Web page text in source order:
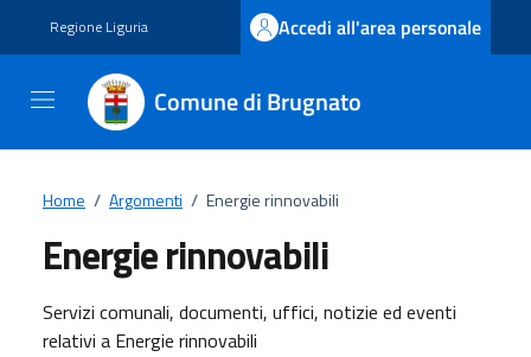
Regione Liguria Accedi all'area personale
Comune di Brugnato
Home / Argomenti / Energie rinnovabili
Energie rinnovabili
Dettagli dell'argomento
Servizi comunali, documenti, uffici, notizie ed eventi
relativi a Energie rinnovabili